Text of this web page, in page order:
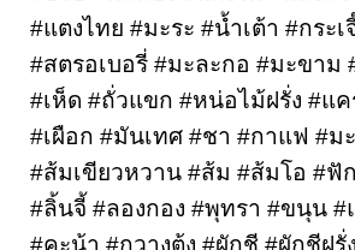
#แตงไทย #มะระ #น้ำเต้า #กระ
#สตรอเบอรี่ #มะละกอ #มะขาม
#เห็ด #ถั่วแขก #หน่อไม้ฝรั่ง #แ
#เผือก #มันเทศ #ชา #กาแฟ #ม
#ส้มเขียวหวาน #ส้ม #ส้มโอ #ฟั
#ลิ้นจี้ #ลองกอง #พุทรา #ขนุน #
#คะน้า #กวางตุ้ง #ผักชี #ผักชีฝรั่